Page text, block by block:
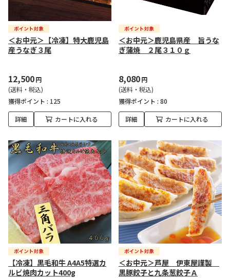
＜お中元＞【冷凍】特大鹿児島
産うなぎ３尾
12,500円
(送料・税込)
獲得ポイント : 125
詳細 カートに入れる
＜お中元＞鹿児島県産 旨うな
ぎ蒲焼 ２尾３１０ｇ
8,080円
(送料・税込)
獲得ポイント : 80
詳細 カートに入れる
【冷凍】黒毛和牛 A4A5特選カ
ルビ焼肉カット400g
＜お中元＞芦屋 伊東屋謹製
黒豚餃子と九条葱餃子Ａ